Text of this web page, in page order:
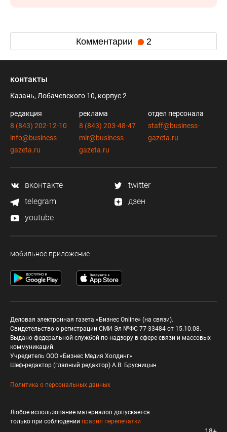
Комментарии 2
контакты
Казань, Лобачевского 10, корпус 2
редакция
8 (843) 202-12-10
info@business-
gazeta.ru
реклама
8 (843) 203-48-47
mir@business-
gazeta.ru
отдел персонала
staff@business-
gazeta.ru
вконтакте
twitter
telegram
дзен
youtube
мобильное приложение
Деловая электронная газета «Бизнес Online» (на связи).
Свидетельство о регистрации СМИ Эл №ФС 77-33484 от 15.10.08.
Выдано федеральной службой по надзору в сфере связи и массовых
коммуникаций.
Учредитель ООО «Бизнес Медия Холдинг»
Шеф-редактор (главный редактор) А.В. Брусницын
Политика о персональных данных
Любое использование материалов допускается
только при соблюдении правил перепечатки